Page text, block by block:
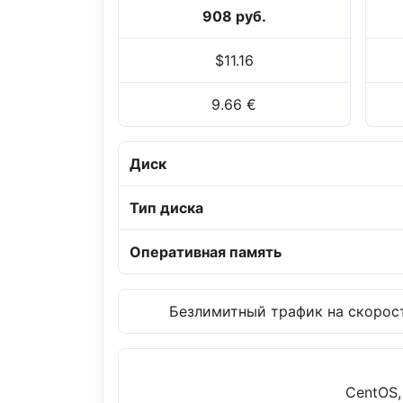
908 руб.
$11.16
9.66 €
Диск
Тип диска
Оперативная память
Безлимитный трафик на